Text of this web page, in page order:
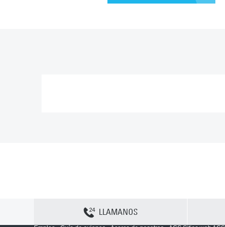
LLAMANOS
Sitemap Política y privacidad